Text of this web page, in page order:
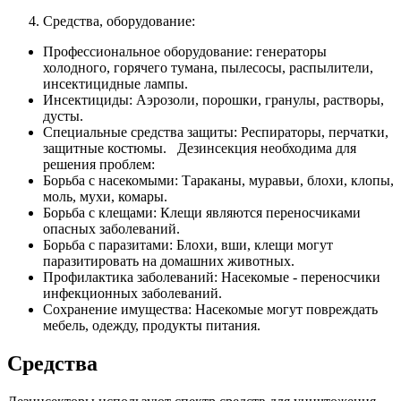
Средства, оборудование:
Профессиональное оборудование: генераторы
холодного, горячего тумана, пылесосы, распылители,
инсектицидные лампы.
Инсектициды: Аэрозоли, порошки, гранулы, растворы,
дусты.
Специальные средства защиты: Респираторы, перчатки,
защитные костюмы. Дезинсекция необходима для
решения проблем:
Борьба с насекомыми: Тараканы, муравьи, блохи, клопы,
моль, мухи, комары.
Борьба с клещами: Клещи являются переносчиками
опасных заболеваний.
Борьба с паразитами: Блохи, вши, клещи могут
паразитировать на домашних животных.
Профилактика заболеваний: Насекомые - переносчики
инфекционных заболеваний.
Сохранение имущества: Насекомые могут повреждать
мебель, одежду, продукты питания.
Средства